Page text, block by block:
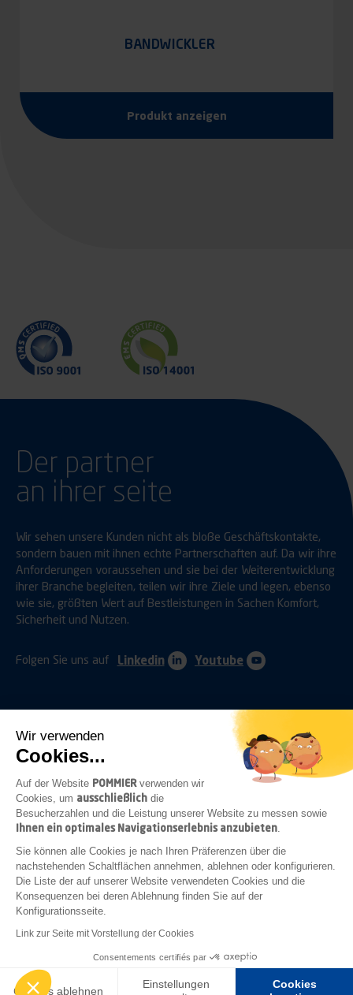
Wir verwenden
Cookies...
Auf der Website POMMIER verwenden wir
Cookies, um ausschließlich die
Besucherzahlen und die Leistung unserer Website zu messen sowie
Ihnen ein optimales Navigationserlebnis anzubieten.
Sie können alle Cookies je nach Ihren Präferenzen über die
nachstehenden Schaltflächen annehmen, ablehnen oder konfigurieren.
Die Liste der auf unserer Website verwendeten Cookies und die
Konsequenzen bei deren Ablehnung finden Sie auf der
Konfigurationsseite.
Link zur Seite mit Vorstellung der Cookies
Consentements certifiés par
Cookies ablehnen
Einstellungen
Cookies
BANDWICKLER
Produkt anzeigen
Der partner
an ihrer seite
Wir sehen unsere Kunden nicht als bloße Geschäftskontakte,
sondern bauen mit ihnen echte Partnerschaften auf. Da wir ihre
Anforderungen voraussehen und sie bei der Weiterentwicklung
ihrer Branche begleiten, teilen wir ihre Ziele und legen, ebenso
wie sie, größten Wert auf Bestleistungen in Sachen Komfort,
Sicherheit und Nutzen.
Folgen Sie uns auf Linkedin Youtube
SCHUTZVORRICHTUNGEN
HILFSRAHMENZUBEHÖR
Allgemeine Einkaufsbedingungen
Erstellt von GINGERMINDS